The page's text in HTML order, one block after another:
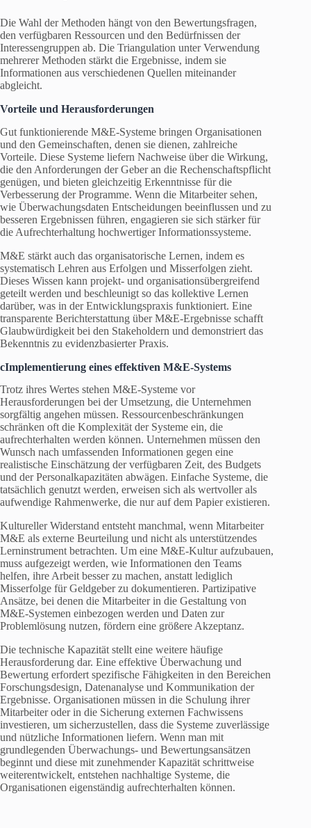
Die Wahl der Methoden hängt von den Bewertungsfragen,
den verfügbaren Ressourcen und den Bedürfnissen der
Interessengruppen ab. Die Triangulation unter Verwendung
mehrerer Methoden stärkt die Ergebnisse, indem sie
Informationen aus verschiedenen Quellen miteinander
abgleicht.
Vorteile und Herausforderungen
Gut funktionierende M&E-Systeme bringen Organisationen
und den Gemeinschaften, denen sie dienen, zahlreiche
Vorteile. Diese Systeme liefern Nachweise über die Wirkung,
die den Anforderungen der Geber an die Rechenschaftspflicht
genügen, und bieten gleichzeitig Erkenntnisse für die
Verbesserung der Programme. Wenn die Mitarbeiter sehen,
wie Überwachungsdaten Entscheidungen beeinflussen und zu
besseren Ergebnissen führen, engagieren sie sich stärker für
die Aufrechterhaltung hochwertiger Informationssysteme.
M&E stärkt auch das organisatorische Lernen, indem es
systematisch Lehren aus Erfolgen und Misserfolgen zieht.
Dieses Wissen kann projekt- und organisationsübergreifend
geteilt werden und beschleunigt so das kollektive Lernen
darüber, was in der Entwicklungspraxis funktioniert. Eine
transparente Berichterstattung über M&E-Ergebnisse schafft
Glaubwürdigkeit bei den Stakeholdern und demonstriert das
Bekenntnis zu evidenzbasierter Praxis.
cImplementierung eines effektiven M&E-Systems
Trotz ihres Wertes stehen M&E-Systeme vor
Herausforderungen bei der Umsetzung, die Unternehmen
sorgfältig angehen müssen. Ressourcenbeschränkungen
schränken oft die Komplexität der Systeme ein, die
aufrechterhalten werden können. Unternehmen müssen den
Wunsch nach umfassenden Informationen gegen eine
realistische Einschätzung der verfügbaren Zeit, des Budgets
und der Personalkapazitäten abwägen. Einfache Systeme, die
tatsächlich genutzt werden, erweisen sich als wertvoller als
aufwendige Rahmenwerke, die nur auf dem Papier existieren.
Kultureller Widerstand entsteht manchmal, wenn Mitarbeiter
M&E als externe Beurteilung und nicht als unterstützendes
Lerninstrument betrachten. Um eine M&E-Kultur aufzubauen,
muss aufgezeigt werden, wie Informationen den Teams
helfen, ihre Arbeit besser zu machen, anstatt lediglich
Misserfolge für Geldgeber zu dokumentieren. Partizipative
Ansätze, bei denen die Mitarbeiter in die Gestaltung von
M&E-Systemen einbezogen werden und Daten zur
Problemlösung nutzen, fördern eine größere Akzeptanz.
Die technische Kapazität stellt eine weitere häufige
Herausforderung dar. Eine effektive Überwachung und
Bewertung erfordert spezifische Fähigkeiten in den Bereichen
Forschungsdesign, Datenanalyse und Kommunikation der
Ergebnisse. Organisationen müssen in die Schulung ihrer
Mitarbeiter oder in die Sicherung externen Fachwissens
investieren, um sicherzustellen, dass die Systeme zuverlässige
und nützliche Informationen liefern. Wenn man mit
grundlegenden Überwachungs- und Bewertungsansätzen
beginnt und diese mit zunehmender Kapazität schrittweise
weiterentwickelt, entstehen nachhaltige Systeme, die
Organisationen eigenständig aufrechterhalten können.